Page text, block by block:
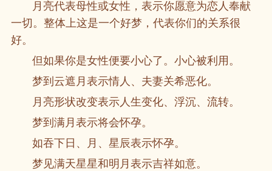
月亮代表母性或女性，表示你愿意为恋人奉献
一切。整体上这是一个好梦，代表你们的关系很
好。
但如果你是女性便要小心了。小心被利用。
梦到云遮月表示情人、夫妻关希恶化。
月亮形状改变表示人生变化、浮沉、流转。
梦到满月表示将会怀孕。
如吞下日、月、星辰表示怀孕。
梦见满天星星和明月表示吉祥如意。